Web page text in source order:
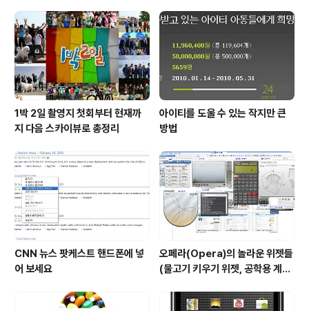
1박 2일 촬영지 첫회부터 현재까
지 다음 스카이뷰로 총정리
아이티를 도울 수 있는 작지만 큰
방법
CNN 뉴스 팟케스트 핸드폰에 넣
어 보세요
오페라(Opera)의 놀라운 위젯들
(물고기 키우기 위젯, 공학용 계산